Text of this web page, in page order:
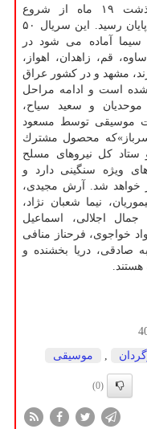
تهیه كنندگی محمدرضا شفیعی، با گذشت ۱۹ ماه از شروع
تصویربرداری، در شهر مشهد مقدس به پایان رسید. این سریال ۵۰
آماده می شود در
قم، زاهدان، اهواز،
مشهد و در كشور عراق
است و ادامه مراحل
و سعید سیاح،
موسیقی توسط مسعود
محصول مشترك
كل نیروهای مسلح
ویژه سنگینی دارد و
خواهد شد. آرش مجیدی،
نیما شعبان نژاد،
اجلالی، اسماعیل
خواجوی، فرحناز منافی
صادقی، دریا بخشنده و
موسیقی
(0)